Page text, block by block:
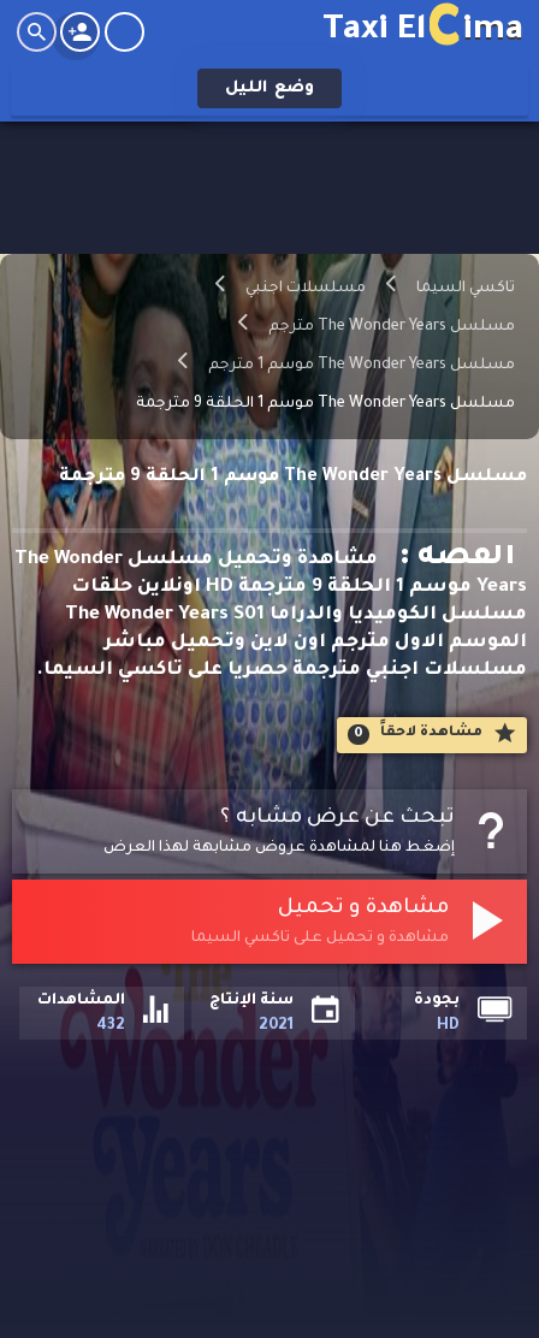
Taxi ElCima
وضع الليل
تاكسي السيما مسلسلات اجنبي
مسلسل The Wonder Years مترجم
مسلسل The Wonder Years موسم 1 مترجم
مسلسل The Wonder Years موسم 1 الحلقة 9 مترجمة
مسلسل The Wonder Years موسم 1 الحلقة 9 مترجمة
القصه :
مشاهدة وتحميل مسلسل The Wonder
Years موسم 1 الحلقة 9 مترجمة HD اونلاين حلقات
مسلسل الكوميديا والدراما The Wonder Years S01
الموسم الاول مترجم اون لاين وتحميل مباشر
مسلسلات اجنبي مترجمة حصريا على تاكسي السيما.
مشاهدة لاحقاََ 0
تبحث عن عرض مشابه ؟
إضغط هنا لمشاهدة عروض مشابهة لهذا العرض
مشاهدة و تحميل
مشاهدة و تحميل على تاكسي السيما
بجودة
HD
سنة الإنتاج
2021
المشاهدات
432